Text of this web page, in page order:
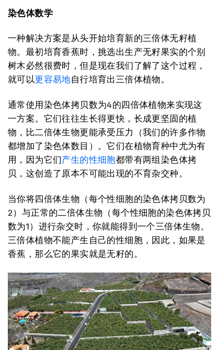
染色体数学
一种解决方案是从头开始培育新的三倍体无籽植
物。最初培育香蕉时，挑选出生产无籽果实的个别
树木必然很费时，但是现在我们了解了这个过程，
就可以更容易地自行培育出三倍体植物。
通常使用染色体拷贝数为4的四倍体植物来实现这
一方案。它们往往生长得更快，长成更坚固的植
物，比二倍体生物更能承受压力（我们的许多作物
都增加了染色体数目）。它们在植物育种中尤为有
用，因为它们产生的性细胞都带有两组染色体拷
贝，这创造了原本不可能出现的不育杂交种。
当你将四倍体生物（每个性细胞的染色体拷贝数为
2）与正常的二倍体生物（每个性细胞的染色体拷贝
数为1）进行杂交时，你就能得到一个三倍体生物。
三倍体植物不能产生自己的性细胞，因此，如果是
香蕉，那么它的果实就是无籽的。